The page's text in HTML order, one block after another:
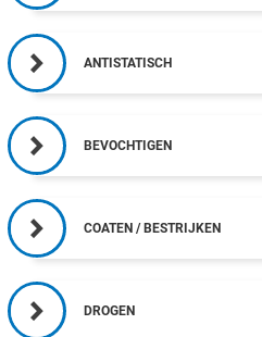
ANTISTATISCH
BEVOCHTIGEN
COATEN / BESTRIJKEN
DROGEN